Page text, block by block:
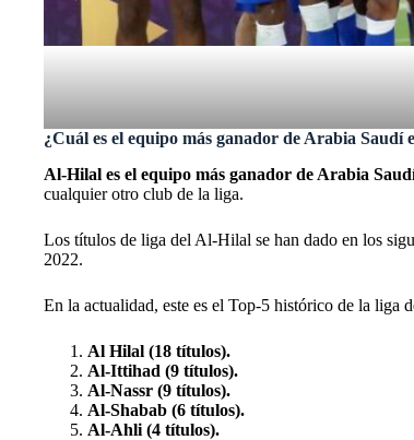
¿Cuál es el equipo más ganador de Arabia Saudí
Al-Hilal es el equipo más ganador de Arabia
cualquier otro club de la liga.
Los títulos de liga del Al-Hilal se han dado en los
2022.
En la actualidad, este es el Top-5 histórico de la liga
Al Hilal (18 títulos).
Al-Ittihad (9 títulos).
Al-Nassr (9 títulos).
Al-Shabab (6 títulos).
Al-Ahli (4 títulos).